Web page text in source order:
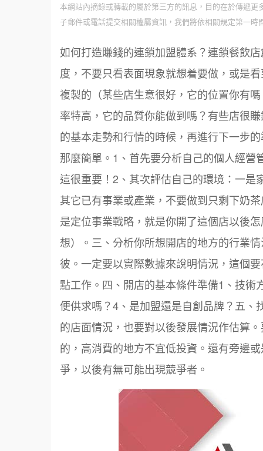
本網站內摘錄或轉載的屬於第三方的訊息，目的在於傳遞
子郵件或電話提交相關權屬資訊，我們將依相關規定第一時
如何打造賺錢的連鎖加盟體系？連鎖餐飲
度，不要只看表面現象就想着要做，或是
複製的（某些店生意很好，它的位置你有
率特高，它的品質你能做到嗎？有些店很
的基本走勢和行情的時候，再進行下一步
那麼簡單。1、首先要分析自己的個人經
這很重要！2、其次評估自己的環境：一
其它已有事業或產業，不要做到只剩下奶
是定位事業戰略，就是你開了這個店以後
想）。三、分析你所想開店的地方的行業
彼。一定要以實際數據來說明情況，這個
點工作。四、開店的基本條件準備1、技
便供求嗎？4、是加盟還是自創品牌？五
的店面情況，也要對以後發展情況作估算
的，高消費的地方不宜低投資。還有旁邊
爭，以後有無可能出現競爭者。